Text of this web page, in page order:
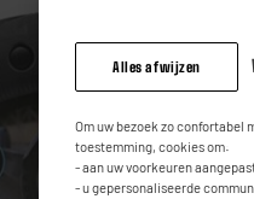
Alles afwijzen
Om uw bezoek zo confortabel
toestemming, cookies om:
- aan uw voorkeuren
- u gepersonaliseerde